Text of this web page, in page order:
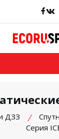
Open
ДЗЗ
Серия